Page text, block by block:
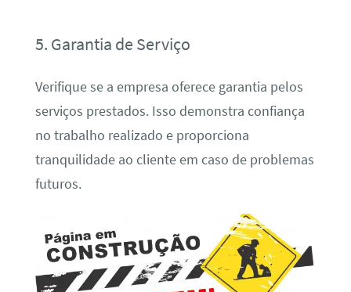
5. Garantia de Serviço
Verifique se a empresa oferece garantia pelos
serviços prestados. Isso demonstra confiança
no trabalho realizado e proporciona
tranquilidade ao cliente em caso de problemas
futuros.